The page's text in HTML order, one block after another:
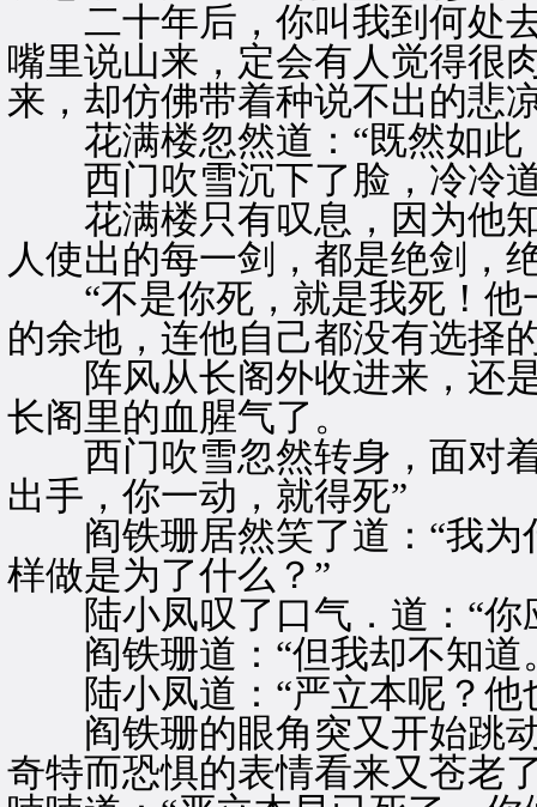
二十年后，你叫我到何处去
嘴里说山来，定会有人觉得很
来，却仿佛带着种说不出的悲
花满楼忽然道：“既然如此
西门吹雪沉下了脸，冷冷道
花满楼只有叹息，因为他知
人使出的每一剑，都是绝剑，
“不是你死，就是我死！他
的余地，连他自己都没有选择
阵风从长阁外收进来，还是
长阁里的血腥气了。
西门吹雪忽然转身，面对着
出手，你一动，就得死”
阎铁珊居然笑了道：“我为
样做是为了什么？”
陆小凤叹了口气．道：“你
阎铁珊道：“但我却不知道
陆小凤道：“严立本呢？他
阎铁珊的眼角突又开始跳动
奇特而恐惧的表情看来又苍老